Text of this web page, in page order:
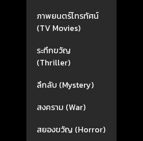
ภาพยนตร์โทรทัศน์
(TV Movies)
ระทึกขวัญ
(Thriller)
ลึกลับ (Mystery)
สงคราม (War)
สยองขวัญ (Horror)